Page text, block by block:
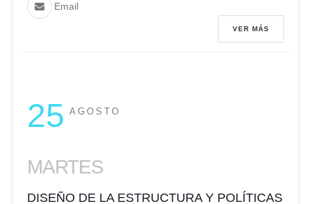
Email
VER MÁS
25 AGOSTO
MARTES
DISEÑO DE LA ESTRUCTURA Y POLÍTICAS